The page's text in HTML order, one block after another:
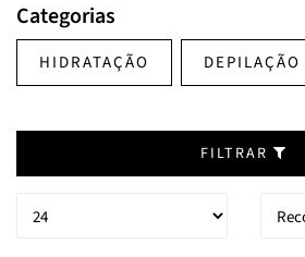
Categorias
HIDRATAÇÃO DEPILAÇÃO
FILTRAR